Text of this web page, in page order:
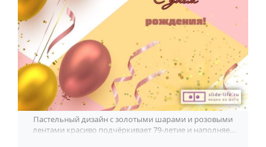
Календарь праздников
КОМУ
Женщине
Мужчине
Маме
Папе
Детям
Пастельный дизайн с золотыми шарами и розовыми
лентами красиво подчёркивает 79-летие и наполняет